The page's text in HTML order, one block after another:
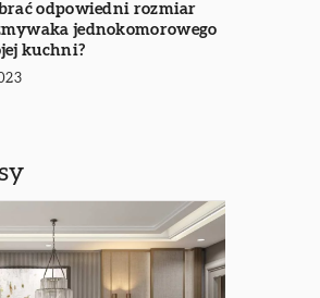
odpowiedni rozmiar
jednokomorowego
kuchni?